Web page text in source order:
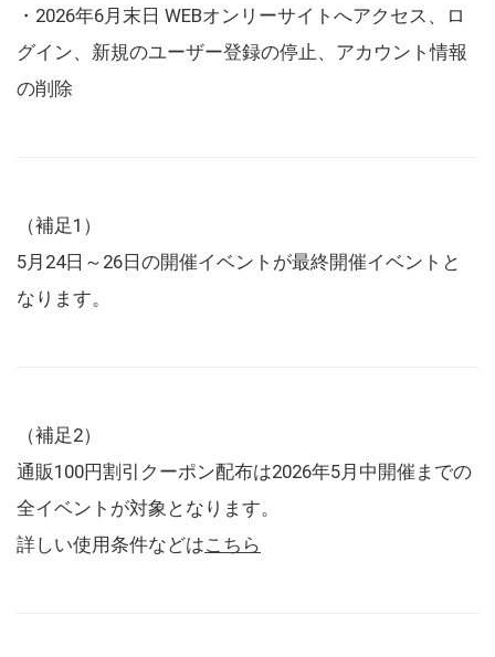
・2026年6月末日 WEBオンリーサイトへアクセス、ロ
グイン、新規のユーザー登録の停止、アカウント情報
の削除
（補足1）
5月24日～26日の開催イベントが最終開催イベントと
なります。
（補足2）
通販100円割引クーポン配布は2026年5月中開催までの
全イベントが対象となります。
詳しい使用条件などはこちら